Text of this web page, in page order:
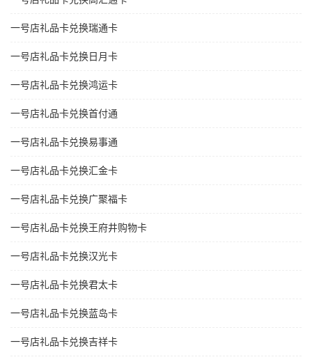
一号店礼品卡兑换瑞通卡
一号店礼品卡兑换日月卡
一号店礼品卡兑换鸿运卡
一号店礼品卡兑换首付通
一号店礼品卡兑换易事通
一号店礼品卡兑换汇金卡
一号店礼品卡兑换广聚福卡
一号店礼品卡兑换王府井购物卡
一号店礼品卡兑换汉光卡
一号店礼品卡兑换君太卡
一号店礼品卡兑换蓝岛卡
一号店礼品卡兑换吉祥卡